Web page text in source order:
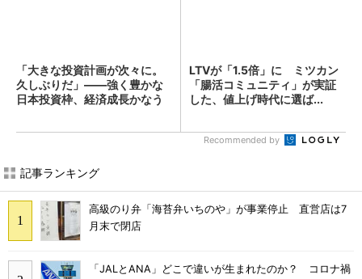
「大きな投資計画が次々に。
久しぶりだ」――強く豊かな
日本投資枠、経済成長かなう
LTVが「1.5倍」に ミツカン
「腸活コミュニティ」が実証
した、値上げ時代に選ば...
Recommended by
記事ランキング
高級のり弁「海苔弁いちのや」が事業停止 直営店は7
月末で閉店
「JALとANA」どこで違いが生まれたのか？ コロナ禍